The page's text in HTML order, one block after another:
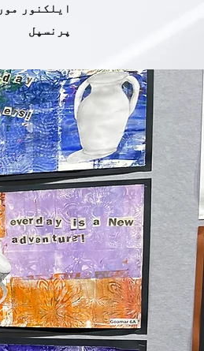
ایلکنور مور
پرنسپل